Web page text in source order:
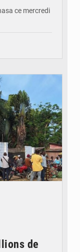
ce mercredi
de